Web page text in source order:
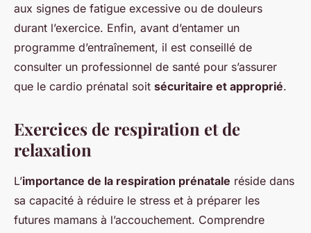
aux signes de fatigue excessive ou de douleurs
durant l’exercice. Enfin, avant d’entamer un
programme d’entraînement, il est conseillé de
consulter un professionnel de santé pour s’assurer
que le cardio prénatal soit sécuritaire et approprié.
Exercices de respiration et de
relaxation
L’importance de la respiration prénatale réside dans
sa capacité à réduire le stress et à préparer les
futures mamans à l’accouchement. Comprendre